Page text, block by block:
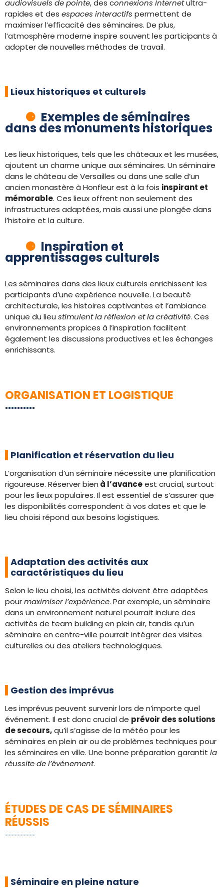
audiovisuels de pointe, des connexions Internetultra-
rapides et des espaces interactifs permettent de
maximiser l’efficacité des séminaires. De plus,
l’atmosphère moderne inspire souvent les participants à
adopter de nouvelles méthodes de travail.
Lieux historiques et culturels
Exemples de séminaires
dans des monuments historiques
Les lieux historiques, tels que les châteaux et les musées,
ajoutent un charme unique aux séminaires. Un séminaire
dans le château de Versailles ou dans une salle d’un
ancien monastère à Honfleur est à la fois inspirant et
mémorable. Ces lieux offrent non seulement des
infrastructures adaptées, mais aussi une plongée dans
l’histoire et la culture.
Inspiration et
apprentissages culturels
Les séminaires dans des lieux culturels enrichissent les
participants d’une expérience nouvelle. La beauté
architecturale, les histoires captivantes et l’ambiance
unique du lieu stimulentla réflexion et la créativité. Ces
environnements propices à l’inspiration facilitent
également les discussions productives et les échanges
enrichissants.
ORGANISATION ET LOGISTIQUE
Planification et réservation du lieu
L’organisation d’un séminaire nécessite une planification
rigoureuse. Réserver bien à l’avanceest crucial, surtout
pour les lieux populaires. Il est essentiel de s’assurer que
les disponibilités correspondent à vos dates et que le
lieu choisi répond aux besoins logistiques.
Adaptation des activités aux
caractéristiques du lieu
Selon le lieu choisi, les activités doivent être adaptées
pourmaximiser l’expérience. Par exemple, un séminaire
dans un environnement naturel pourrait inclure des
activités de team building en plein air, tandis qu’un
séminaire en centre-ville pourrait intégrer des visites
culturelles ou des ateliers technologiques.
Gestion des imprévus
Les imprévus peuvent survenir lors de n’importe quel
événement. Il est donc crucial de prévoir des solutions
de secours,qu’il s’agisse de la météo pour les
séminaires en plein air ou de problèmes techniques pour
les séminaires en ville. Une bonne préparation garantit la
réussite de l’événement.
ÉTUDES DE CAS DE SÉMINAIRES
RÉUSSIS
Séminaire en pleine nature